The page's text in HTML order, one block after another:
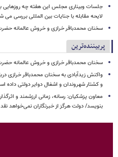
جلسات وبیناری مجلس این هفته چه
لایحه مقابله با جنایات بین المللی بررسی می
سخنان محمدباقر خرازی و خروش عالمانه
پربیننده‌ترین
سخنان محمدباقر خرازی و خروش عالمانه
واکنش زیدآبادی به سخنان محمدباقر خرازی
و کشتار شهروندان و اشغال دوایر دولتی داده
معاون پزشکیان: رسانه، زمانی ارزشمند و
بنویسد/ دولت هرگز از خبرنگاران نمی‌خواهد نقد